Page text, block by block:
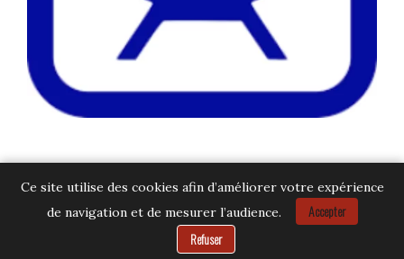
Ce site utilise des cookies afin d’améliorer votre expérience
de navigation et de mesurer l’audience.
Accepter
Refuser